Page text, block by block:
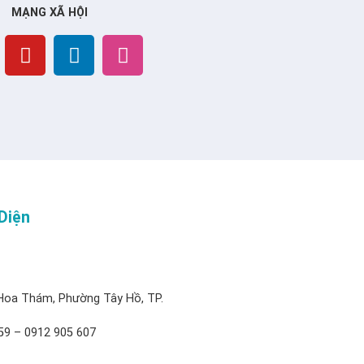
MẠNG XÃ HỘI
Thám, Phường Tây Hồ, TP.
– 0912 905 607